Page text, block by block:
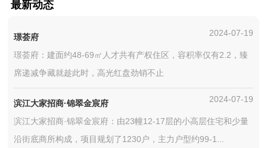
最新动态
璟荟府 2024-07-19
璟荟府：建面约48-69㎡人才共有产权住区，容积率仅有2.2，臻
席递减争藏就趁此时，高光红盘劲销不止
滨江大家招商·锦翠金宸府 2024-07-19
滨江大家招商·锦翠金宸府：由23幢12-17层的小高层住宅和少量
沿街底商所构成，项目规划了1230户，主力户型约99-1...